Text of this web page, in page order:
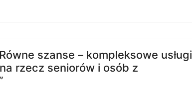
szanse – kompleksowe usługi
rzecz seniorów i osób z